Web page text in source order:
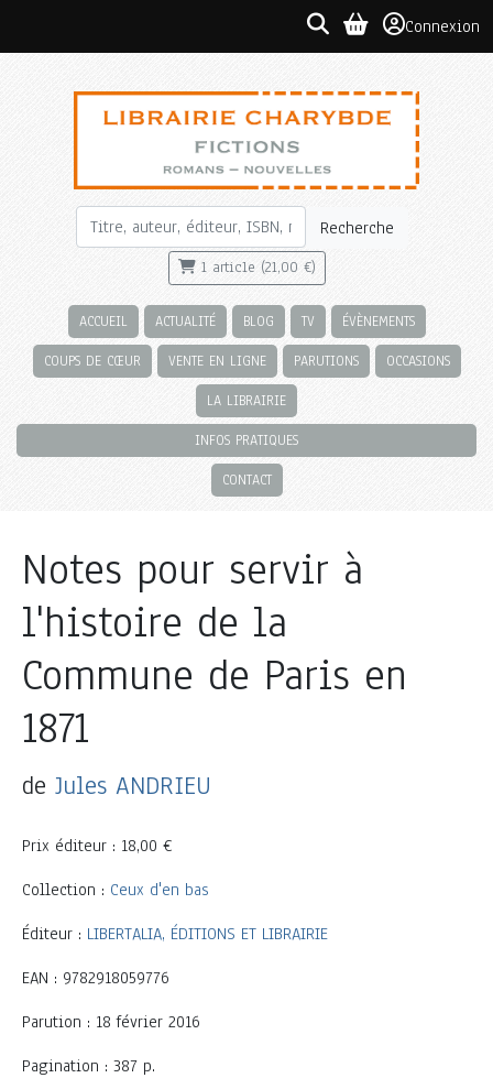
Connexion
Recherche
1 article (21,00 €)
ACCUEIL ACTUALITÉ BLOG TV ÉVÈNEMENTS
COUPS DE CŒUR VENTE EN LIGNE PARUTIONS OCCASIONS
LA LIBRAIRIE
INFOS PRATIQUES
CONTACT
Notes pour servir à
l'histoire de la
Commune de Paris en
1871
de Jules ANDRIEU
Prix éditeur : 18,00 €
Collection : Ceux d'en bas
Éditeur : LIBERTALIA, ÉDITIONS ET LIBRAIRIE
EAN : 9782918059776
Parution : 18 février 2016
Pagination : 387 p.